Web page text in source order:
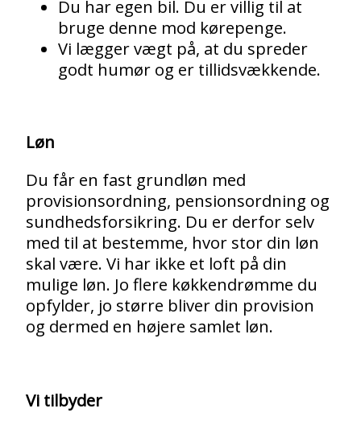
Du har egen bil. Du er villig til at
bruge denne mod kørepenge.
Vi lægger vægt på, at du spreder
godt humør og er tillidsvækkende.
Løn
Du får en fast grundløn med
provisionsordning, pensionsordning og
sundhedsforsikring. Du er derfor selv
med til at bestemme, hvor stor din løn
skal være. Vi har ikke et loft på din
mulige løn. Jo flere køkkendrømme du
opfylder, jo større bliver din provision
og dermed en højere samlet løn.
Vi tilbyder